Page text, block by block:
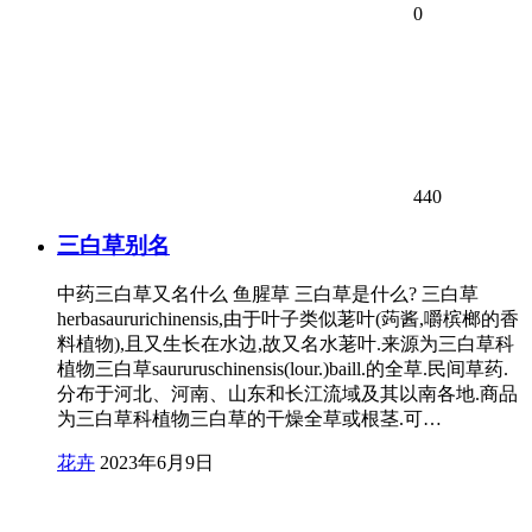
0
440
三白草别名
中药三白草又名什么 鱼腥草 三白草是什么? 三白草
herbasaururichinensis,由于叶子类似荖叶(蒟酱,嚼槟榔的香
料植物),且又生长在水边,故又名水荖叶.来源为三白草科
植物三白草saururuschinensis(lour.)baill.的全草.民间草药.
分布于河北、河南、山东和长江流域及其以南各地.商品
为三白草科植物三白草的干燥全草或根茎.可…
花卉 2023年6月9日